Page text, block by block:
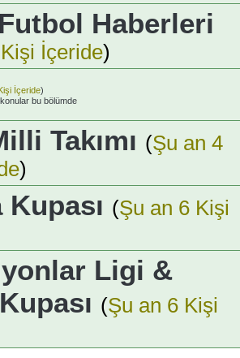
Haberleri
İçeride)
İçeride)
bu bölümde
Takımı (Şu an 4
)
(Şu an 6 Kişi
Ligi &
(Şu an 6 Kişi